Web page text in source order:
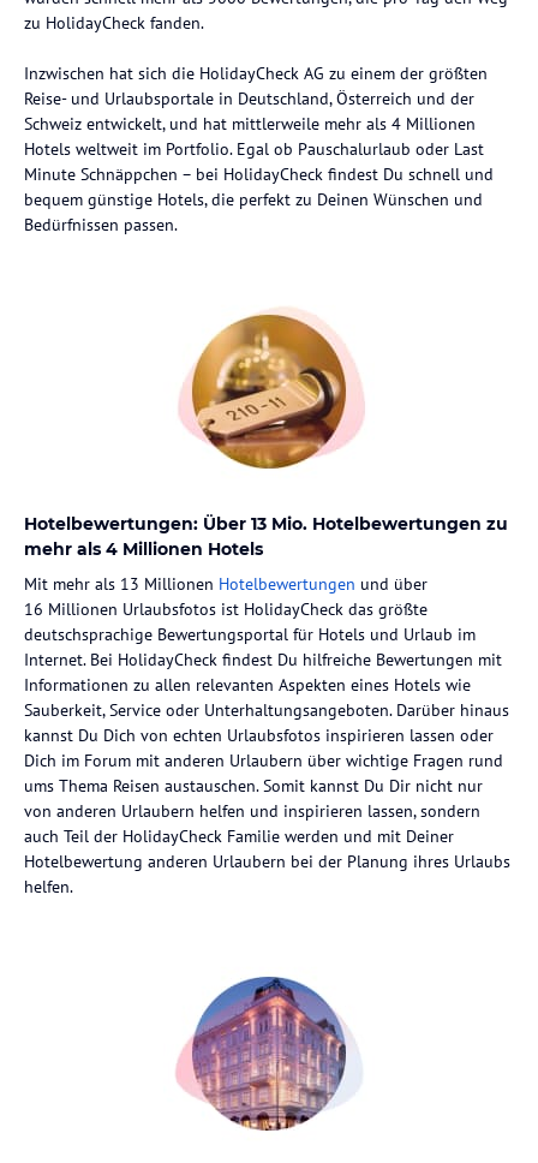
zu HolidayCheck fanden.
Inzwischen hat sich die HolidayCheck AG zu einem der größten
Reise- und Urlaubsportale in Deutschland, Österreich und der
Schweiz entwickelt, und hat mittlerweile mehr als 4 Millionen
Hotels weltweit im Portfolio. Egal ob Pauschalurlaub oder Last
Minute Schnäppchen – bei HolidayCheck findest Du schnell und
bequem günstige Hotels, die perfekt zu Deinen Wünschen und
Bedürfnissen passen.
Hotelbewertungen: Über 13 Mio. Hotelbewertungen zu
mehr als 4 Millionen Hotels
Mit mehr als 13 Millionen Hotelbewertungen und über
16 Millionen Urlaubsfotos ist HolidayCheck das größte
deutschsprachige Bewertungsportal für Hotels und Urlaub im
Internet. Bei HolidayCheck findest Du hilfreiche Bewertungen mit
Informationen zu allen relevanten Aspekten eines Hotels wie
Sauberkeit, Service oder Unterhaltungsangeboten. Darüber hinaus
kannst Du Dich von echten Urlaubsfotos inspirieren lassen oder
Dich im Forum mit anderen Urlaubern über wichtige Fragen rund
ums Thema Reisen austauschen. Somit kannst Du Dir nicht nur
von anderen Urlaubern helfen und inspirieren lassen, sondern
auch Teil der HolidayCheck Familie werden und mit Deiner
Hotelbewertung anderen Urlaubern bei der Planung ihres Urlaubs
helfen.